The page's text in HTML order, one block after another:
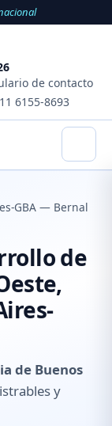
de contacto
6155-8693
GBA — Bernal
de
de Buenos
y